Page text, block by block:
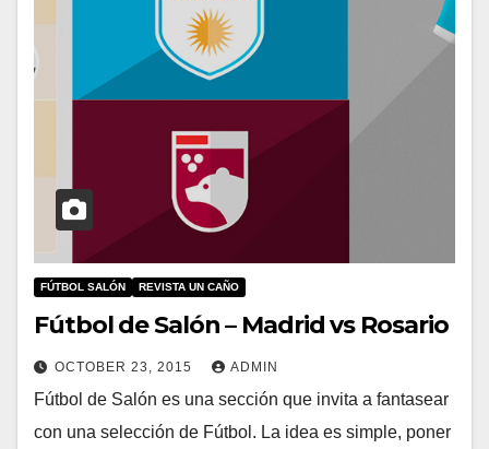
FÚTBOL SALÓN REVISTA UN CAÑO
Fútbol de Salón – Madrid vs Rosario
OCTOBER 23, 2015 ADMIN
Fútbol de Salón es una sección que invita a fantasear
con una selección de Fútbol. La idea es simple, poner